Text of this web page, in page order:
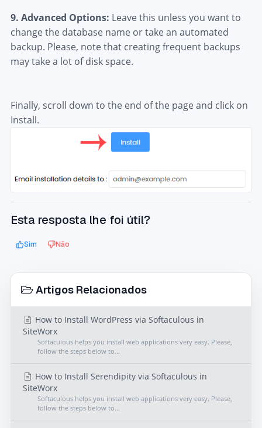
9. Advanced Options: Leave this unless you want to
change the database name or take an automated
backup. Please, note that creating frequent backups
may take a lot of disk space.
Finally, scroll down to the end of the page and click on
Install.
Esta resposta lhe foi útil?
Sim Não
Artigos Relacionados
How to Install WordPress via Softaculous in
SiteWorx
Softaculous helps you install web applications very easy. Please,
follow the steps below to...
How to Install Serendipity via Softaculous in
SiteWorx
Softaculous helps you install web applications very easy. Please,
follow the steps below to...